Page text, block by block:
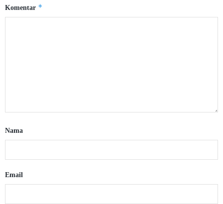
Komentar *
Nama
Email